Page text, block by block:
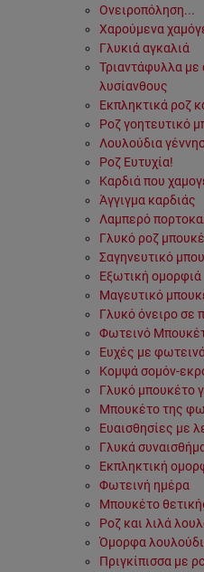
Ονειροπόληση...
Χαρούμενα
Γλυκιά αγκαλιά
Τριαντάφυλλα με
λυσίανθους
Εκπληκτικά ροζ
Ροζ γοητευτικό
Λουλούδια
Ροζ Ευτυχία!
Καρδιά που
Άγγιγμα καρδιάς
Λαμπερό
Γλυκό ροζ
Σαγηνευτικό
Εξωτική ομορφιά
Μαγευτικό
Γλυκό όνειρο σε
Φωτεινό
Ευχές με
Κομψά σομόν-
Γλυκό μπουκέτο
Μπουκέτο της
Ευαισθησίες με
Γλυκά
Εκπληκτική
Φωτεινή ημέρα
Μπουκέτο
Ροζ και λιλά
Όμορφα
Πριγκίπισσα με